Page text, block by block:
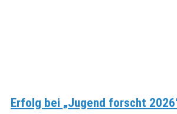
Erfolg bei „Jugend forscht